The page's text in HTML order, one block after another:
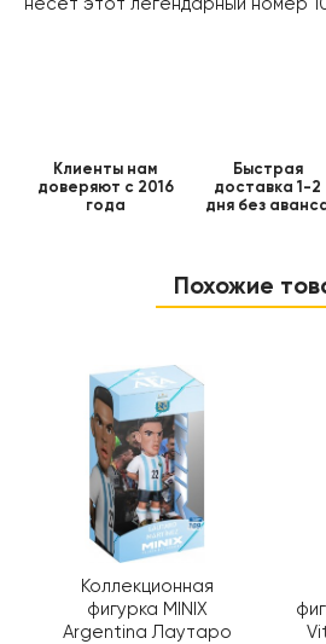
Клиенты нам
доверяют с 2016
года
Быстрая
доставка 1-2
дня без
Похожие
Коллекционная
фигурка MINIX
Argentina Лаутаро